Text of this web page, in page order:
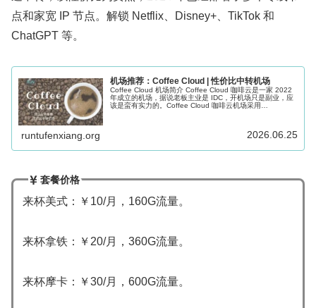
点和家宽 IP 节点。解锁 Netflix、Disney+、TikTok 和
ChatGPT 等。
机场推荐：Coffee Cloud | 性价比中转机场
Coffee Cloud 机场简介 Coffee Cloud 咖啡云是一家 2022
年成立的机场，据说老板主业是 IDC，开机场只是副业，应
该是蛮有实力的。Coffee Cloud 咖啡云机场采用
runtufenxiang.org 2026.06.25
套餐价格
来杯美式：￥10/月，160G流量。
来杯拿铁：￥20/月，360G流量。
来杯摩卡：￥30/月，600G流量。